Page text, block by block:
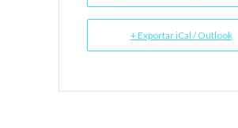
+ Exportar iCal / Outlook